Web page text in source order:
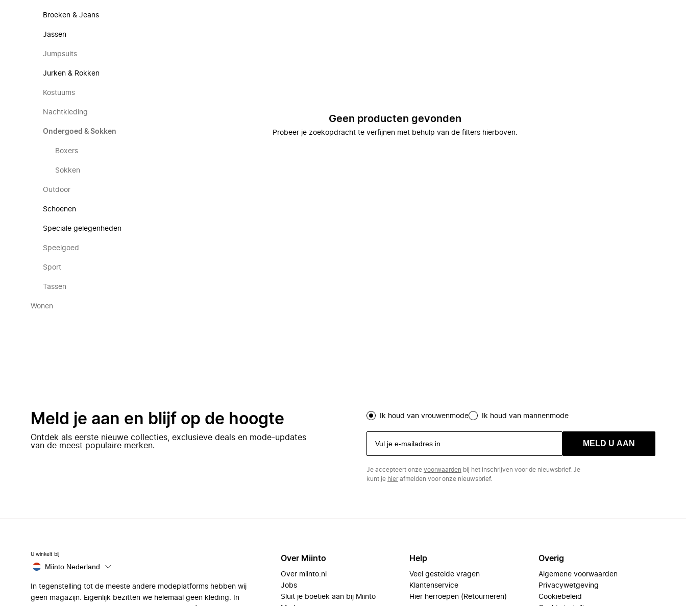
Broeken & Jeans
Jassen
Jumpsuits
Jurken & Rokken
Kostuums
Nachtkleding
Ondergoed & Sokken
Boxers
Sokken
Outdoor
Schoenen
Speciale gelegenheden
Speelgoed
Sport
Tassen
Wonen
Geen producten gevonden
Probeer je zoekopdracht te verfijnen met behulp van de filters hierboven.
Meld je aan en blijf op de hoogte
Ontdek als eerste nieuwe collecties, exclusieve deals en mode-updates
van de meest populaire merken.
Ik houd van vrouwenmode Ik houd van mannenmode
MELD U AAN
Je accepteert onze voorwaarden bij het inschrijven voor de nieuwsbrief. Je
kunt je hierafmelden voor onze nieuwsbrief.
U winkelt bij
Miinto Nederland
In tegenstelling tot de meeste andere modeplatforms hebben wij
geen magazijn. Eigenlijk bezitten we helemaal geen kleding. In
Over Miinto
Over miinto.nl
Jobs
Sluit je boetiek aan bij Miinto
Help
Veel gestelde vragen
Klantenservice
Hier herroepen (Retourneren)
Overig
Algemene voorwaarden
Privacywetgeving
Cookiebeleid